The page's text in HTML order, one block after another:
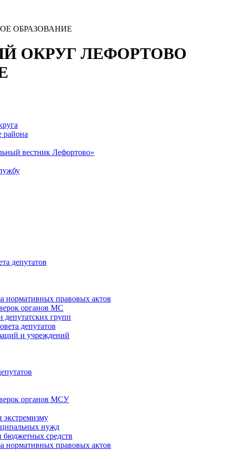
ОБРАЗОВАНИЕ
ОКРУГ ЛЕФОРТОВО
района
вестник Лефортово»
депутатов
нормативных правовых актов
органов МС
депутатских групп
депутатов
и учреждений
органов МСУ
экстремизму
нужд
средств
нормативных правовых актов